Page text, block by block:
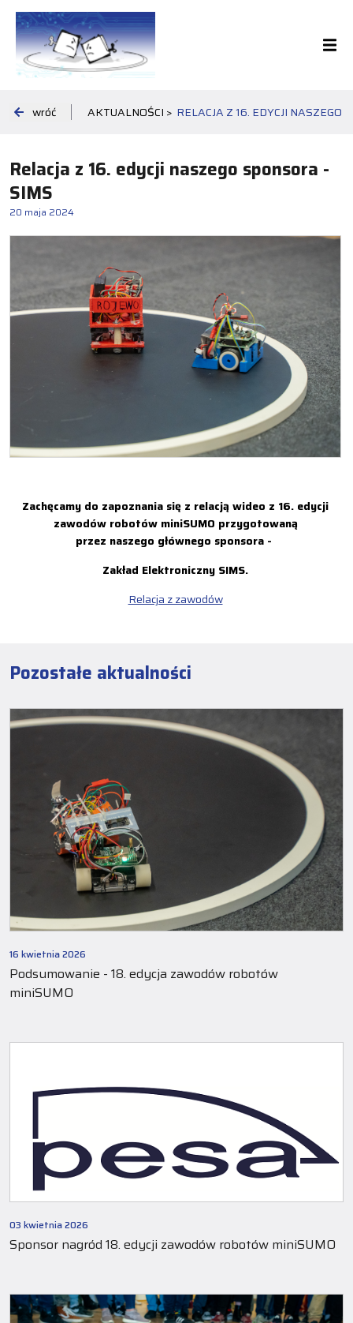
wróć AKTUALNOŚCI > RELACJA Z 16. EDYCJI NASZEGO
Relacja z 16. edycji naszego sponsora -
SIMS
20 maja 2024
Zachęcamy do zapoznania się z relacją wideo z 16. edycji
zawodów robotów miniSUMO przygotowaną
przez naszego głównego sponsora -
Zakład Elektroniczny SIMS.
Relacja z zawodów
Pozostałe aktualności
16 kwietnia 2026
Podsumowanie - 18. edycja zawodów robotów
miniSUMO
03 kwietnia 2026
Sponsor nagród 18. edycji zawodów robotów miniSUMO